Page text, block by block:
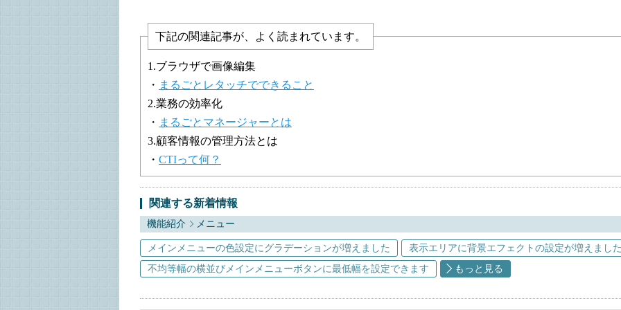
下記の関連記事が、よく読まれています。
1.ブラウザで画像編集
・ まるごとレタッチでできること
2.業務の効率化
・ まるごとマネージャーとは
3.顧客情報の管理方法とは
・ CTIって何？
関連する新着情報
機能紹介 メニュー
メインメニューの色設定にグラデーションが増えました
表示エリアに背景エフェクトの設定が増えまし
不均等幅の横並びメインメニューボタンに最低幅を設定できます
もっと見る